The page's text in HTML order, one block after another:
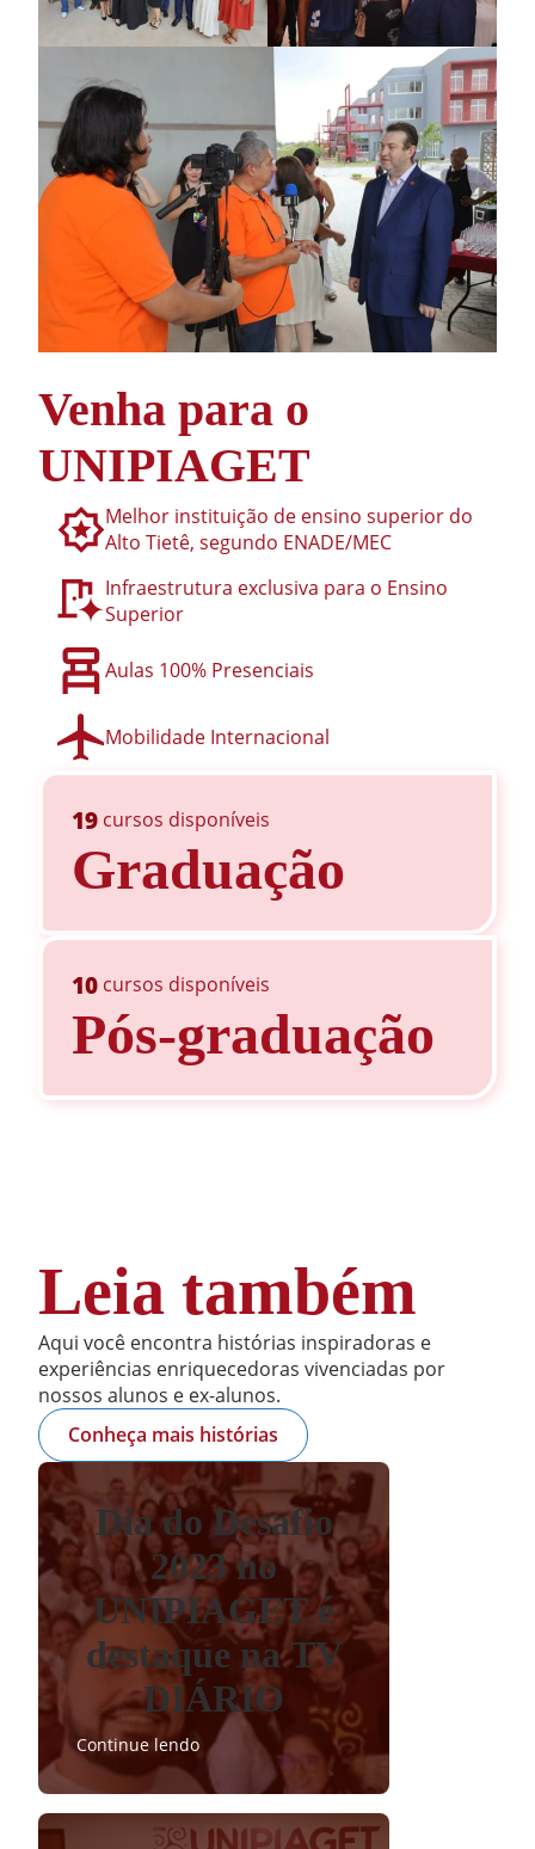
Venha para o
UNIPIAGET
Melhor instituição de ensino superior do
Alto Tietê, segundo ENADE/MEC
Infraestrutura exclusiva para o Ensino
Superior
Aulas 100% Presenciais
Mobilidade Internacional
19 cursos disponíveis
Graduação
10 cursos disponíveis
Pós-graduação
Leia também
Aqui você encontra histórias inspiradoras e
experiências enriquecedoras vivenciadas por
nossos alunos e ex-alunos.
Conheça mais histórias
Dia do Desafio
2023 no
UNIPIAGET é
destaque na TV
DIÁRIO
Continue lendo